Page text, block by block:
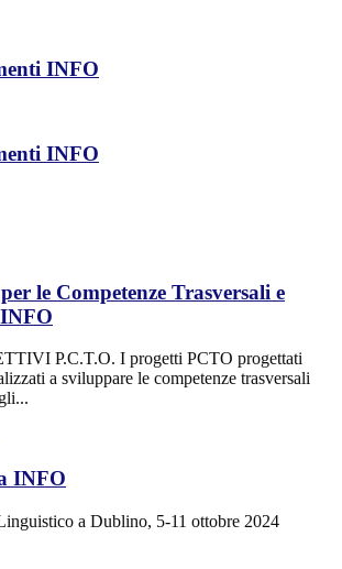
INFO
INFO
le Competenze Trasversali e
INFO
P.C.T.O. I progetti PCTO progettati
a sviluppare le competenze trasversali
INFO
a Dublino, 5-11 ottobre 2024